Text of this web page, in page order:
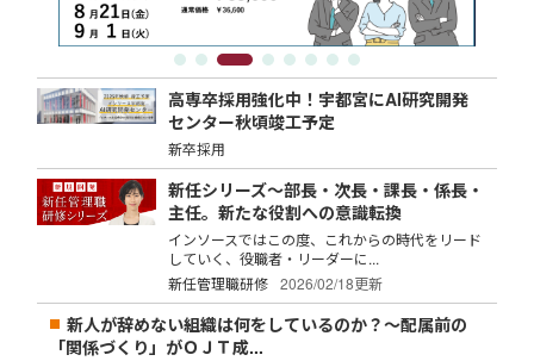
高専卒採用強化中！宇都宮にAI研究開発
センター秋頃竣工予定
新卒採用
新任シリーズ～部長・次長・課長・係長・
主任。新たな役割への意識転換
インソースではこの度、これからの時代をリード
していく、役職者・リーダーに...
新任管理職研修
2026/02/18更新
新人が辞めない組織は何をしているのか？～配属前の
「関係づくり」がＯＪＴ成...